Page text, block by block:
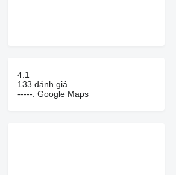
4.1
133 đánh giá
-----: Google Maps